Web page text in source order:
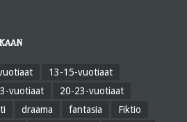
13-15-vuotiaat
vuotiaat
20-23-vuotiaat
draama fantasia
Fiktio